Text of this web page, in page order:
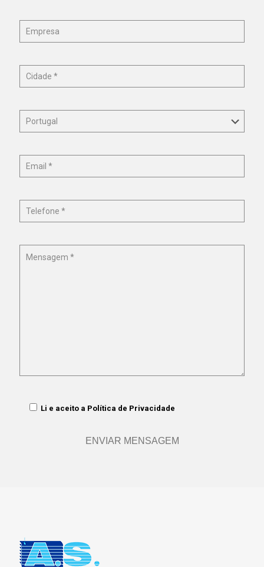
Li e aceito a Política de Privacidade